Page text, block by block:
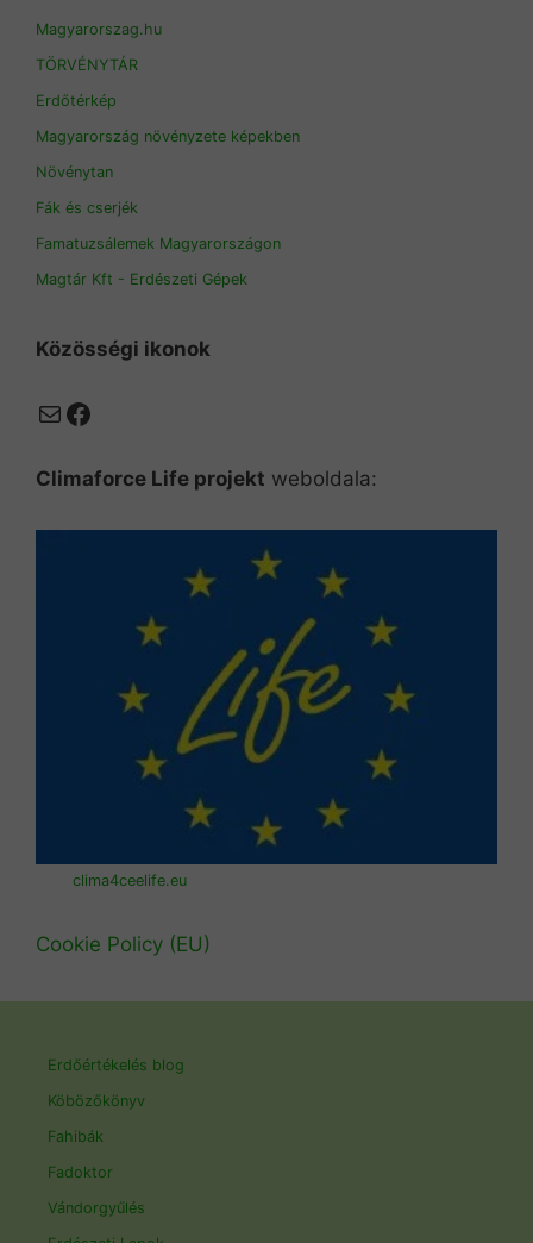
Magyarorszag.hu
TÖRVÉNYTÁR
Erdőtérkép
Magyarország növényzete képekben
Növénytan
Fák és cserjék
Famatuzsálemek Magyarországon
Magtár Kft - Erdészeti Gépek
Közösségi ikonok
MailFacebook
Climaforce Life projekt weboldala:
clima4ceelife.eu
Cookie Policy (EU)
Erdőértékelés blog
Köbözőkönyv
Fahibák
Fadoktor
Vándorgyűlés